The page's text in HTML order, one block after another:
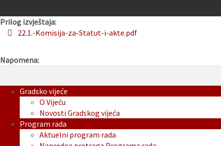
Prilog izvještaja:
22.1.-Komisija-za-Statut-i-akte.pdf
Napomena:
Gradsko vijeće
O Vijeću
Novosti Gradskog vijeća
Program rada
Aktuelni program rada